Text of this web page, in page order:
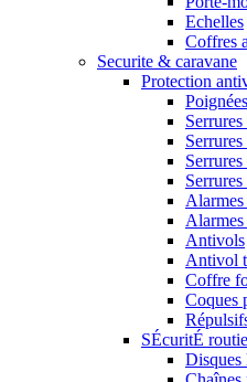
Echelles
Coffres
Securite & caravane
Protection
Alarmes
Antivols
Antivol
Coffre
Coques
SÉcuritÉ
Disques